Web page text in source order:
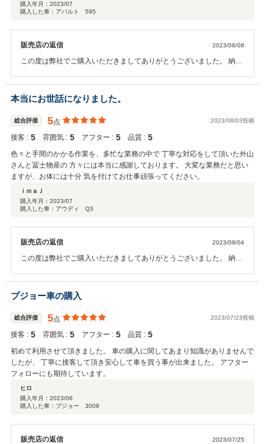
購入年月： 2023/07
購入した車：アバルト 595
販売店の返信 2023/08/08
この度は弊社でご購入いただきましてありがとうございました。 納車
てください。 どうぞよろしくお願いいたします。
本当にお世話になりました。
総合評価 5点 2023/08/03投稿
接客 : 5 雰囲気 : 5 アフター : 5 品質 : 5
色々と手間のかかる作業を、多忙な業務の中で 丁寧な対応をして頂いた外山
さんと冨士物産の 方々には本当に感謝しております。 大変な業務だと思い
ますが、お体には十分 気を付けてお仕事頑張ってください。
ｉｍａＪ
購入年月： 2023/07
購入した車：アウディ Q3
販売店の返信 2023/08/04
この度は弊社でご購入いただきましてありがとうございました。 納車
是非お車を可愛がってあげてください。 どうぞよろしくお願いいたし
ます。
プジョー車の購入
総合評価 5点 2023/07/23投稿
接客 : 5 雰囲気 : 5 アフター : 5 品質 : 5
初めて利用させて頂きました。 車の購入に関してあまり知識がありませんで
したが、 丁寧に接客して頂き安心して車を買う事が出来ました。 アフター
フォローにも期待しています。
ヒロ
購入年月： 2023/06
購入した車：プジョー 3008
販売店の返信 2023/07/25